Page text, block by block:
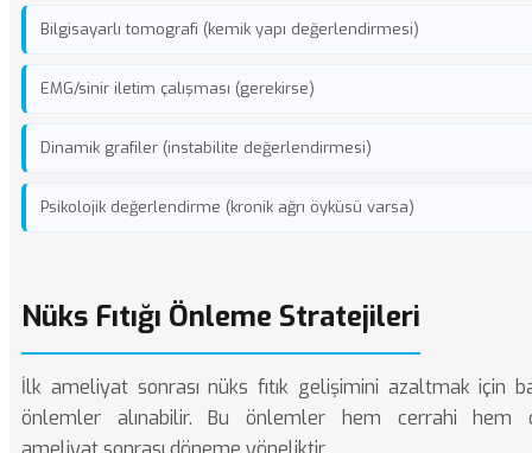
Bilgisayarlı tomografi (kemik yapı değerlendirmesi)
EMG/sinir iletim çalışması (gerekirse)
Dinamik grafiler (instabilite değerlendirmesi)
Psikolojik değerlendirme (kronik ağrı öyküsü varsa)
Nüks Fıtığı Önleme Stratejileri
İlk ameliyat sonrası nüks fıtık gelişimini azaltmak için
önlemler alınabilir. Bu önlemler hem cerrahi hem